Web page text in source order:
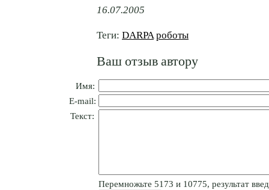
16.07.2005
Теги: DARPA роботы
Ваш отзыв автору
Имя:
E-mail:
Текст:
Пepeмнoжьтe 5173 и 10775, результат